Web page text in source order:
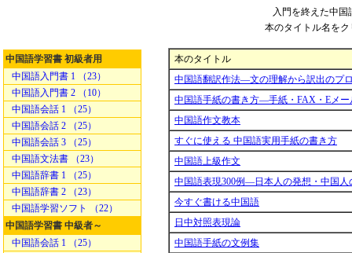
入門を終えた中
本のタイトル名を
中国語学習書 初級者用
中国語入門書 1 （23）
中国語入門書 2 （10）
中国語会話 1 （25）
中国語会話 2 （25）
中国語会話 3 （25）
中国語文法書 （23）
中国語辞書 1 （25）
中国語辞書 2 （23）
中国語学習ソフト （22）
中国語学習書 中級者～
中国語会話 1 （25）
本のタイトル
中国語翻訳作法―文の理解から訳出のプ
中国語手紙の書き方―手紙・FAX・Eメー
中国語作文教本
すぐに使える 中国語実用手紙の書き方
中国語上級作文
中国語表現300例―日本人の発想・中国人
今すぐ書ける中国語
日中対照表現論
中国語手紙の文例集